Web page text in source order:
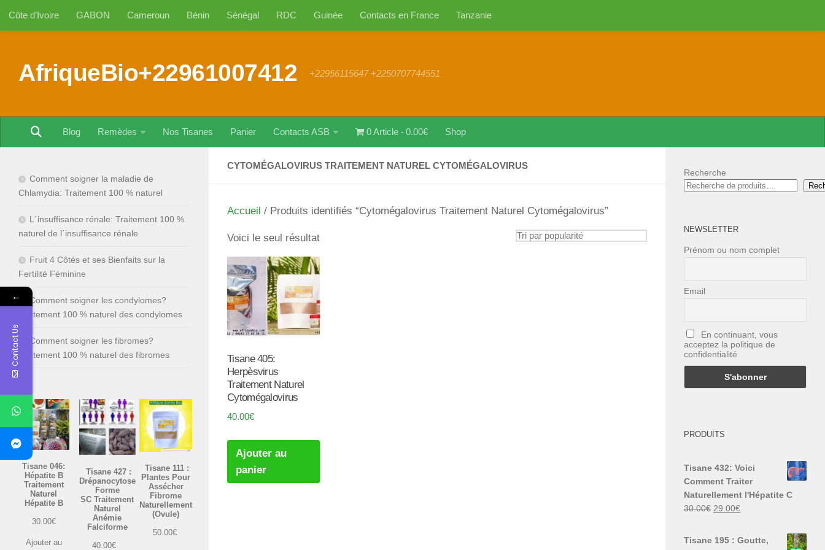
Au dessous du contenu
Côte d’Ivoire GABON Cameroun Bénin Sénégal RDC Guinée Contacts en France Tanzanie
AfriqueBio+22961007412 +22956115647 +2250707744551
Blog Remèdes Nos Tisanes Panier Contacts ASB 0 Article 0.00€ Shop
CYTOMÉGALOVIRUS TRAITEMENT NATUREL CYTOMÉGALOVIRUS
Accueil / Produits identifiés “Cytomégalovirus Traitement Naturel Cytomégalovirus”
Voici le seul résultat
Tisane 405:
Herpèsvirus
Traitement Naturel
Cytomégalovirus
40.00€
Ajouter au
panier
Comment soigner la maladie de
Chlamydia: Traitement 100 % naturel
L´insuffisance rénale: Traitement 100 %
naturel de l´insuffisance rénale
Fruit 4 Côtés et ses Bienfaits sur la
Fertilité Féminine
Comment soigner les condylomes?
Traitement 100 % naturel des condylomes
Comment soigner les fibromes?
Traitement 100 % naturel des fibromes
Tisane 046:
Hépatite B
Traitement
Naturel
Hépatite B
30.00€
Ajouter au
Tisane 427 :
Drépanocytose
Forme
SC Traitement
Naturel
Anémie
Falciforme
40.00€
Tisane 111 :
Plantes Pour
Assécher
Fibrome
Naturellement
(Ovule)
50.00€
Recherche
NEWSLETTER
Prénom ou nom complet
Email
En continuant, vous
acceptez la politique de
confidentialité
PRODUITS
Tisane 432: Voici
Comment Traiter
Naturellement l'Hépatite C
30.00€ Le
29.00€Le
Tisane 195 : Goutte,
←
Contact Us